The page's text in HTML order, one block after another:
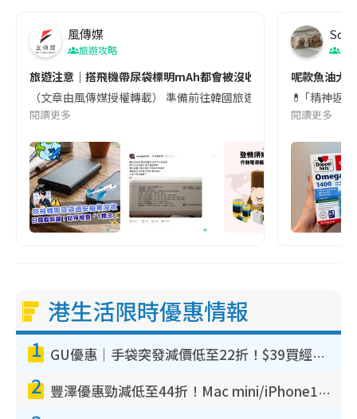
風傳媒
旅遊攻略
旅遊注意｜搭飛機帶尿袋標明mAh都會被沒收😱出發前切記檢查
（文章由風傳媒授權轉載） 準備前往韓國旅遊的民眾，近期要
閱讀更多
Soul
呢款魚油大
💊 ｢精神返
閱讀更多
港生活限時優惠情報
1 GU優惠｜手袋突發減價低至22折！$39買經典波士頓包/餃子袋！飾物同步減價$29起！
2 豐澤優惠勁減低至44折！Mac mini/iPhone17Pro大減價！廚房家電$220起